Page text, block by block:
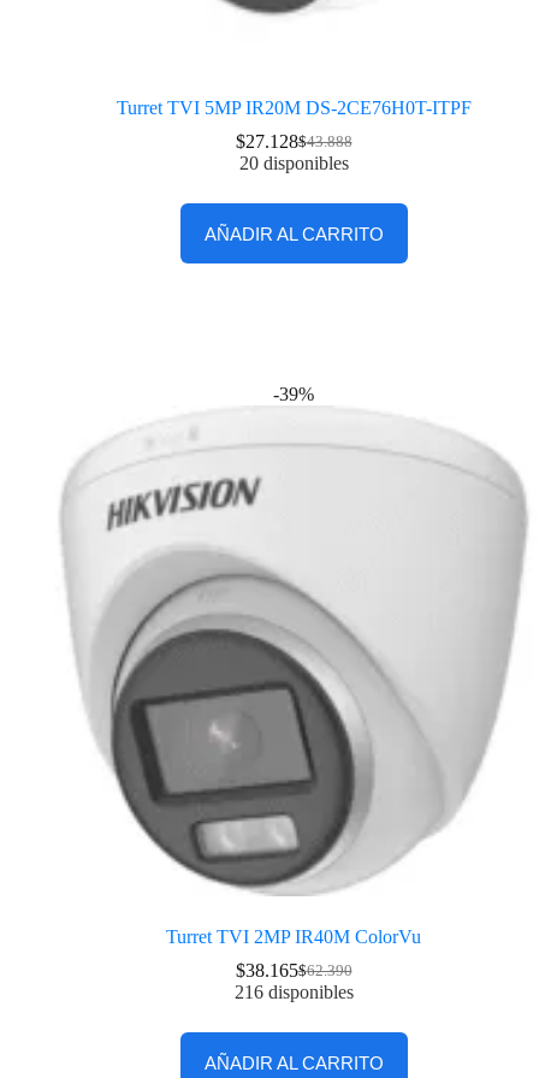
Turret TVI 5MP IR20M DS-2CE76H0T-ITPF
$43.888
$27.128
20 disponibles
AÑADIR AL CARRITO
-39%
Turret TVI 2MP IR40M ColorVu
$62.390
$38.165
216 disponibles
AÑADIR AL CARRITO